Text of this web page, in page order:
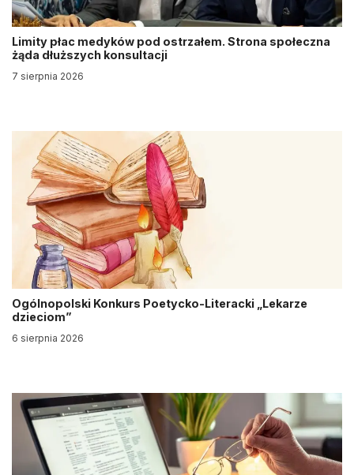
Limity płac medyków pod ostrzałem. Strona społeczna
żąda dłuższych konsultacji
7 sierpnia 2026
Ogólnopolski Konkurs Poetycko-Literacki „Lekarze
dzieciom”
6 sierpnia 2026